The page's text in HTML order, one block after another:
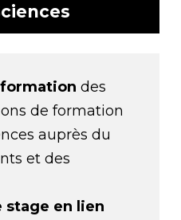
des
de formation
auprès du
et des
stage en lien